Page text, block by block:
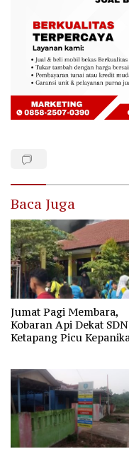
Baca Juga
Jumat Pagi Membara,
Kobaran Api Dekat
Ketapang Picu